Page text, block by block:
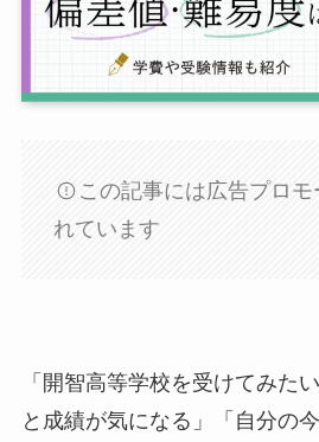
この記事には広告プロモ
れています
「開智高等学校を受けてみた
と成績が気になる」「自分の